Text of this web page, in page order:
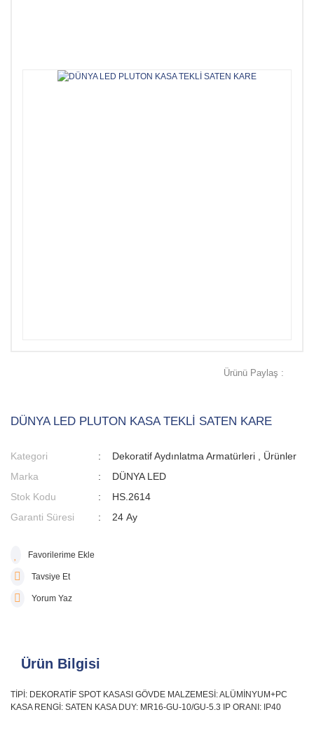
Ürünü Paylaş :
DÜNYA LED PLUTON KASA TEKLİ SATEN KARE
Kategori Dekoratif Aydınlatma Armatürleri
Ürünler
Marka
DÜNYA LED
Stok Kodu
HS.2614
Garanti Süresi
24 Ay
Tavsiye Et
Yorum Yaz
Ürün Bilgisi
TİPİ: DEKORATİF SPOT KASASI GÖVDE MALZEMESİ: ALÜMİNYUM+PC
KASA RENGİ: SATEN KASA DUY: MR16-GU-10/GU-5.3 IP ORANI: IP40